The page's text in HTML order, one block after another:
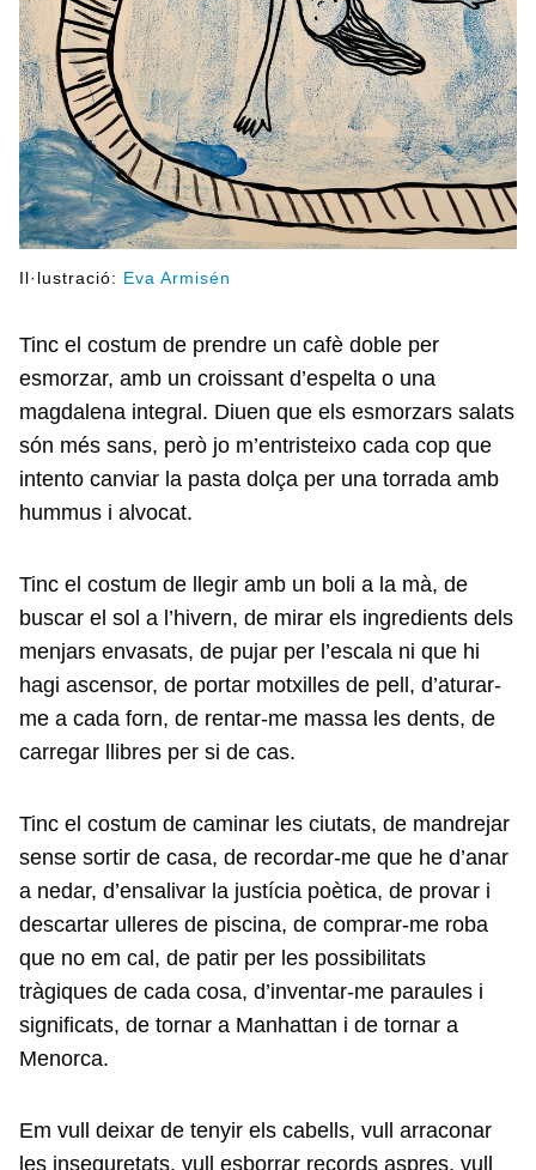
Il·lustració: Eva Armisén
Tinc el costum de prendre un cafè doble per
esmorzar, amb un croissant d’espelta o una
magdalena integral. Diuen que els esmorzars salats
són més sans, però jo m’entristeixo cada cop que
intento canviar la pasta dolça per una torrada amb
hummus i alvocat.
Tinc el costum de llegir amb un boli a la mà, de
buscar el sol a l’hivern, de mirar els ingredients dels
menjars envasats, de pujar per l’escala ni que hi
hagi ascensor, de portar motxilles de pell, d’aturar-
me a cada forn, de rentar-me massa les dents, de
carregar llibres per si de cas.
Tinc el costum de caminar les ciutats, de mandrejar
sense sortir de casa, de recordar-me que he d’anar
a nedar, d’ensalivar la justícia poètica, de provar i
descartar ulleres de piscina, de comprar-me roba
que no em cal, de patir per les possibilitats
tràgiques de cada cosa, d’inventar-me paraules i
significats, de tornar a Manhattan i de tornar a
Menorca.
Em vull deixar de tenyir els cabells, vull arraconar
les inseguretats, vull esborrar records aspres, vull